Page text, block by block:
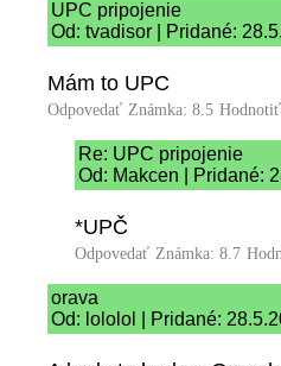
UPC pripojenie
Od: tvadisor | Pridané:
Mám to UPC
Odpovedať Známka: 8.5
Re: UPC pripojenie
Od: Makcen | Pridané:
*UPČ
Odpovedať Známka: 8.7
orava
Od: lololol | Pridané: